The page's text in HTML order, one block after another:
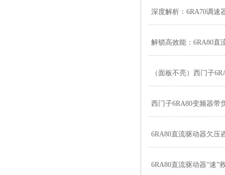
深度解析：6RA70调速
解锁高效能：6RA80直
（面板不亮）西门子
西门子6RA80变频器带
6RA80直流驱动器欠压
6RA80直流驱动器“速”